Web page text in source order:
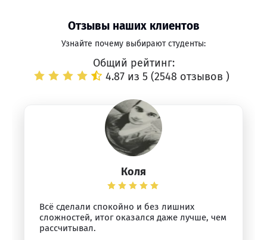
Отзывы наших клиентов
Узнайте почему выбирают студенты:
Общий рейтинг:
4.87 из 5 (2548 отзывов )
Коля
Всё сделали спокойно и без лишних
сложностей, итог оказался даже лучше, чем
рассчитывал.